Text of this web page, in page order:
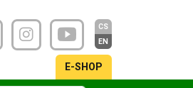
CS
EN
E-SHOP